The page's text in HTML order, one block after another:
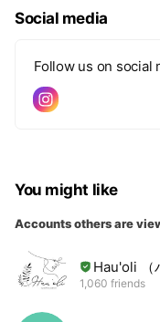
Social media
Follow us on social
You might like
Accounts others are
Hau'oli （
1,060 friends